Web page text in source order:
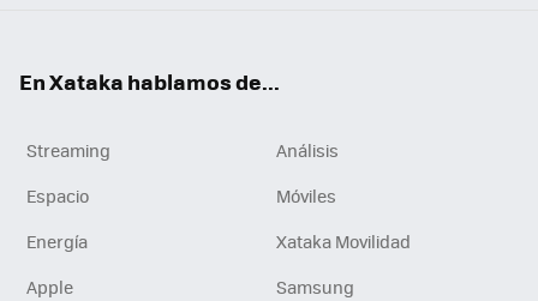
En Xataka hablamos de...
Streaming
Análisis
Espacio
Móviles
Energía
Xataka Movilidad
Apple
Samsung